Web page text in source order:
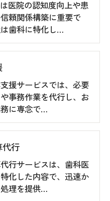
医院の認知度向上や患
頼関係構築に重要で
歯科に特化し…
援サービスでは、必要
事務作業を代行し、お
に専念で…
代行
行サービスは、歯科医
化した内容で、迅速か
理を提供…